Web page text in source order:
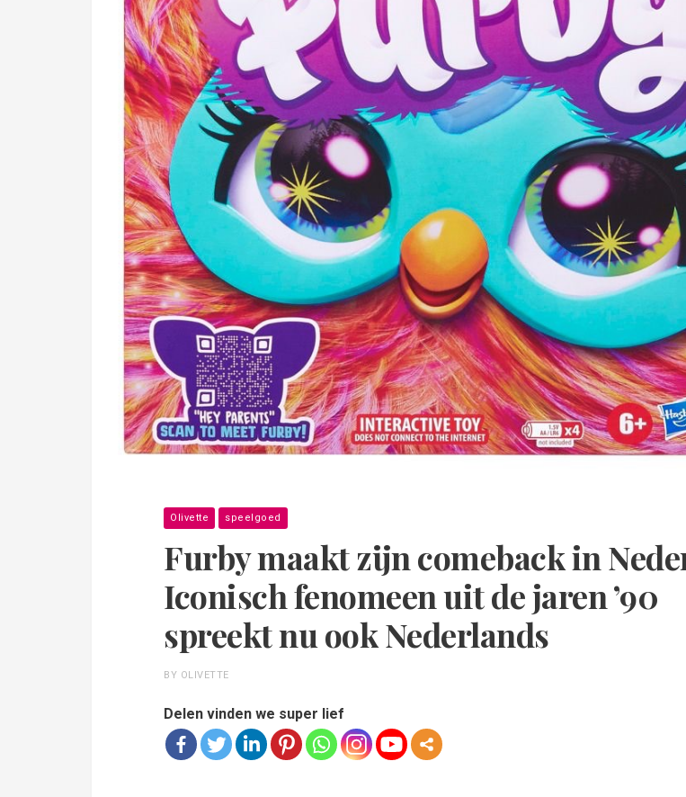
Olivette speelgoed
Furby maakt zijn comeback in
Iconisch fenomeen uit de jaren ’90
spreekt nu ook Nederlands
BY OLIVETTE
Delen vinden we super lief